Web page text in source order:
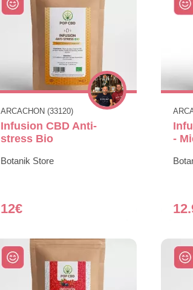
ARCACHON (33120)
Infusion CBD Anti-
stress Bio
Botanik Store
12€
-